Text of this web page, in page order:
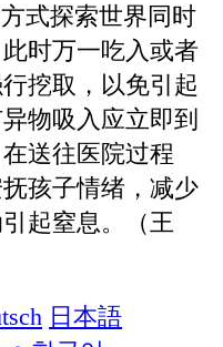
式探索世界同时
时万一吃入或者
挖取，以免引起
物吸入应立即到
送往医院过程
孩子情绪，减少
起窒息。（王
日本語